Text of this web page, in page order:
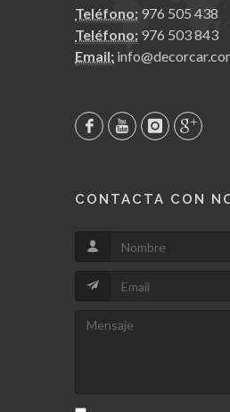
Teléfono: 976 505 438
Teléfono: 976 503 843
Email:
CONTACTA CON